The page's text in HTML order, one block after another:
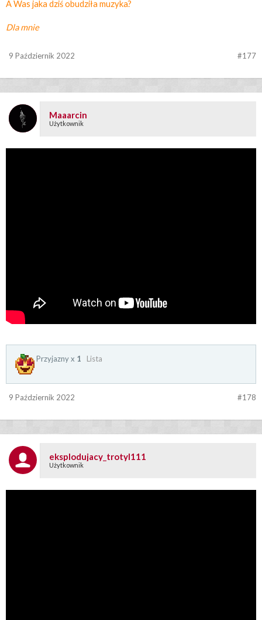
A Was jaka dziś obudziła muzyka?
Dla mnie
#177
9 Październik 2022
Maaarcin
Użytkownik
Przyjazny x 1 Lista
#178
9 Październik 2022
eksplodujacy_trotyl111
Użytkownik